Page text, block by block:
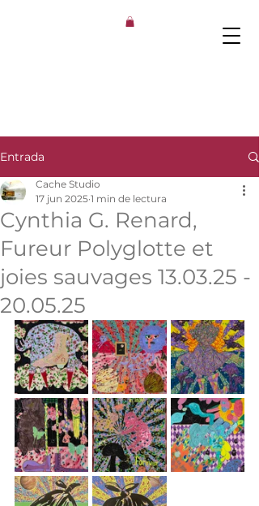
Entrada
Cynthia G. Renard,
Fureur Polyglotte et
joies sauvages 13.03.25 -
20.05.25
Cache Studio
17 jun 2025 1 min de lectura